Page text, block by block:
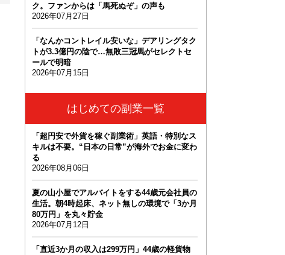
ク。ファンからは「馬死ぬぞ」の声も
2026年07月27日
「なんかコントレイル安いな」デアリングタク
トが3.3億円の陰で…無敗三冠馬がセレクトセ
ールで明暗
2026年07月15日
はじめての副業一覧
「超円安で外貨を稼ぐ副業術」英語・特別なス
キルは不要。“日本の日常”が海外でお金に変わ
る
2026年08月06日
夏の山小屋でアルバイトをする44歳元会社員の
生活。朝4時起床、ネット無しの環境で「3か月
80万円」を丸々貯金
2026年07月12日
「直近3か月の収入は299万円」44歳の軽貨物